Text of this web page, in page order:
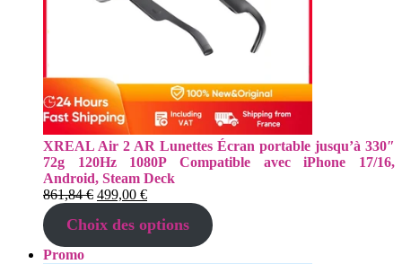
XREAL Air 2 AR Lunettes Écran portable jusqu’à 330″
72g 120Hz 1080P Compatible avec iPhone 17/16,
Android, Steam Deck
861,84€ Le
initial
499,00 €Le
actuel
Choix des options
PromoProduit